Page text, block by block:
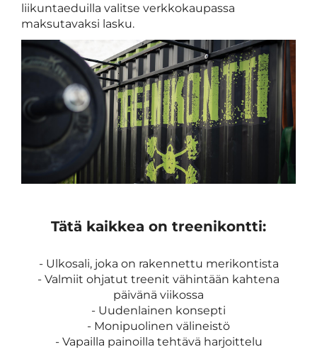
liikuntaeduilla valitse verkkokaupassa
maksutavaksi lasku.
Tätä kaikkea on treenikontti:
​​​​​​​- Ulkosali, joka on rakennettu merikontista
- Valmiit ohjatut treenit vähintään kahtena
päivänä viikossa
- Uudenlainen konsepti
- Monipuolinen välineistö
- Vapailla painoilla tehtävä harjoittelu